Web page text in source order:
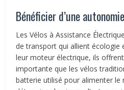
Bénéficier d’une
Les Vélos à Assistance
de transport qui allient écologie
leur moteur électrique, ils
importante que les vélos
batterie utilisé pour alimenter